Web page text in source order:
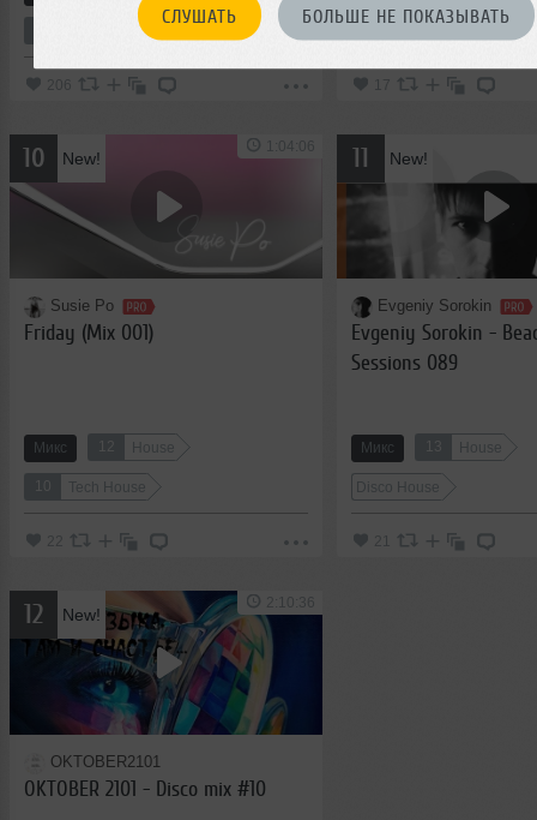
СЛУШАТЬ БОЛЬШЕ НЕ ПОКАЗЫВАТЬ
Club/Dance
206 17
10 New!
Susie Po
Friday (Mix 001)
Микс 12 House
10 Tech House
22
1:04:06 11 New!
Evgeniy Sorokin
Evgeniy Sorokin -
Sessions 089
Микс 13 House
Disco House
21
12 New!
OKTOBER2101
OKTOBER 2101 - Disco mix #10
2:10:36